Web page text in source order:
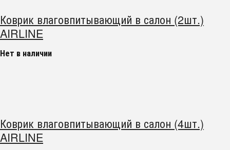
Коврик влаговпитывающий в салон (2шт.)
AIRLINE
Нет в наличии
Коврик влаговпитывающий в салон (4шт.)
AIRLINE